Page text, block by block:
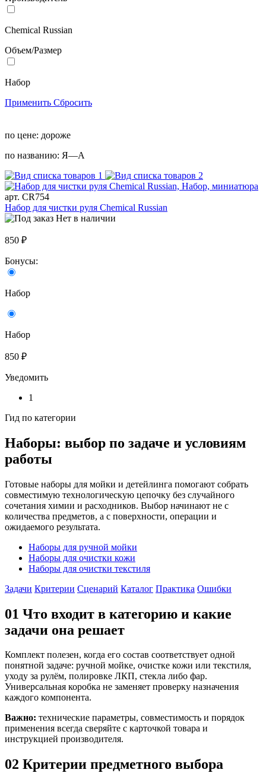
Chemical Russian
Объем/Размер
Набор
Применить Сбросить
по цене: дороже
по названию: Я—А
арт. CR754
Набор для чистки руля Chemical Russian
Нет в наличии
850 ₽
Бонусы:
Набор
Набор
850 ₽
Уведомить
1
Гид по категории
Наборы: выбор по задаче и условиям
работы
Готовые наборы для мойки и детейлинга помогают собрать
совместимую технологическую цепочку без случайного
сочетания химии и расходников. Выбор начинают не с
количества предметов, а с поверхности, операции и
ожидаемого результата.
Наборы для ручной мойки
Наборы для очистки кожи
Наборы для очистки текстиля
Задачи Критерии Сценарий Каталог Практика Ошибки
01 Что входит в категорию и какие
задачи она решает
Комплект полезен, когда его состав соответствует одной
понятной задаче: ручной мойке, очистке кожи или текстиля,
уходу за рулём, полировке ЛКП, стекла либо фар.
Универсальная коробка не заменяет проверку назначения
каждого компонента.
Важно: технические параметры, совместимость и порядок
применения всегда сверяйте с карточкой товара и
инструкцией производителя.
02 Критерии предметного выбора